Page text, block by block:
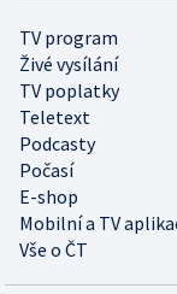
TV program
Živé vysílání
TV poplatky
Teletext
Podcasty
Počasí
E-shop
Mobilní a TV
Vše o ČT